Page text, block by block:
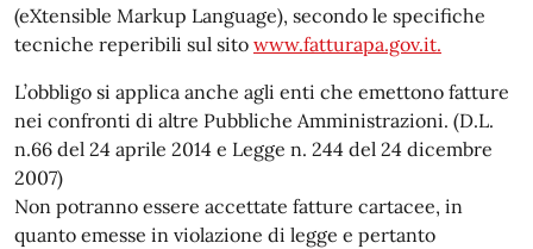
(eXtensible Markup Language), secondo le specifiche
tecniche reperibili sul sito www.fatturapa.gov.it.
L’obbligo si applica anche agli enti che emettono fatture
nei confronti di altre Pubbliche Amministrazioni. (D.L.
n.66 del 24 aprile 2014 e Legge n. 244 del 24 dicembre
2007)
Non potranno essere accettate fatture cartacee, in
quanto emesse in violazione di legge e pertanto